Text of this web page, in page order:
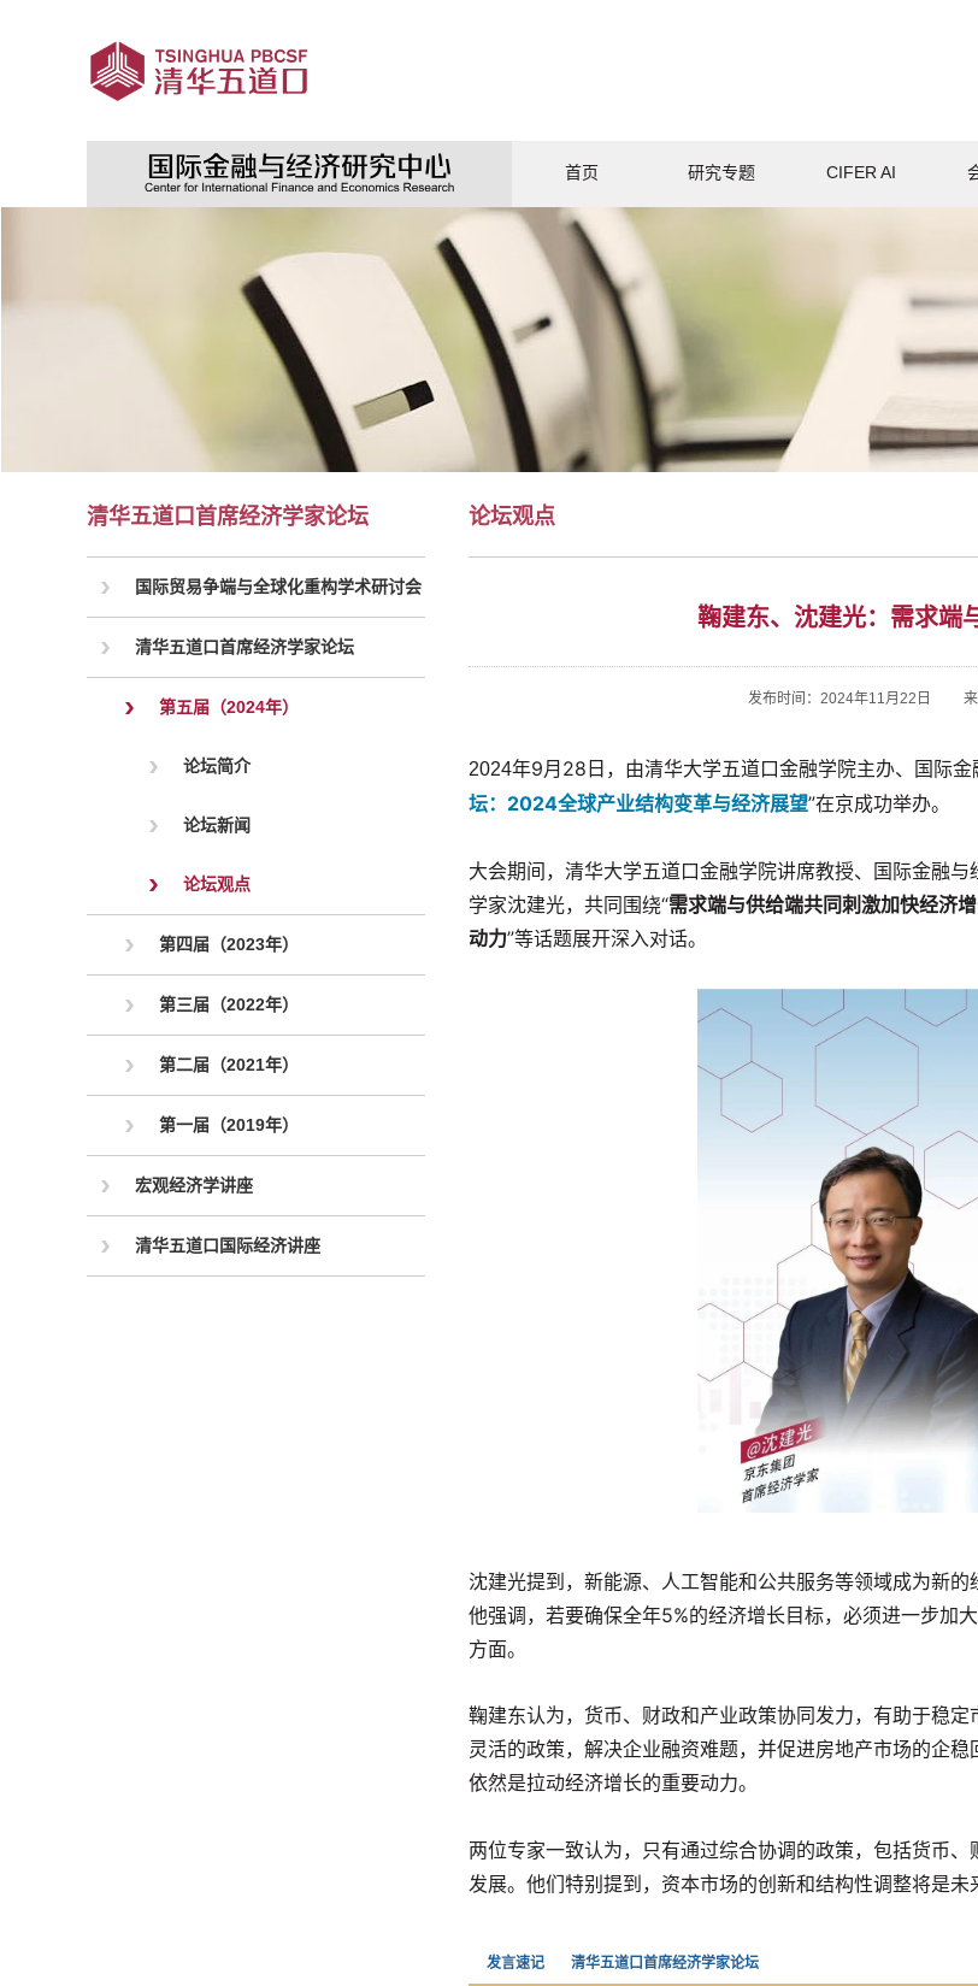
首页 研究专题 CIFER AI
清华五道口首席经济学家论坛
国际贸易争端与全球化重构学术研讨会
清华五道口首席经济学家论坛
第五届（2024年）
论坛简介
论坛新闻
论坛观点
第四届（2023年）
第三届（2022年）
第二届（2021年）
第一届（2019年）
宏观经济学讲座
清华五道口国际经济讲座
论坛观点
鞠建东、沈建光：需求端
发布时间：2024年11月22日
2024年9月28日，由清华大学五道口金融学院主办、国际金
坛：2024全球产业结构变革与经济展望”在京成功举办。
大会期间，清华大学五道口金融学院讲席教授、国际金融
学家沈建光，共同围绕“需求端与供给端共同刺激加快经济
动力”等话题展开深入对话。
沈建光提到，新能源、人工智能和公共服务等领域成为新
他强调，若要确保全年5%的经济增长目标，必须进一步加
方面。
鞠建东认为，货币、财政和产业政策协同发力，有助于稳
灵活的政策，解决企业融资难题，并促进房地产市场的企
依然是拉动经济增长的重要动力。
两位专家一致认为，只有通过综合协调的政策，包括货币
发展。他们特别提到，资本市场的创新和结构性调整将是未
发言速记 清华五道口首席经济学家论坛